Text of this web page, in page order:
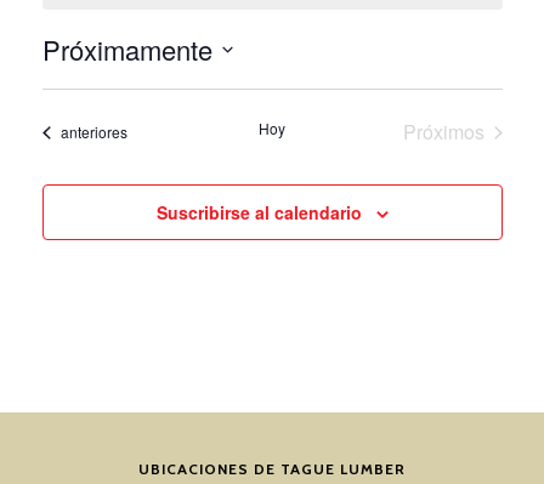
Próximamente
Seleccione
fecha.
Eventos
anteriores Hoy
Próximos
Suscribirse al calendario
UBICACIONES DE TAGUE LUMBER